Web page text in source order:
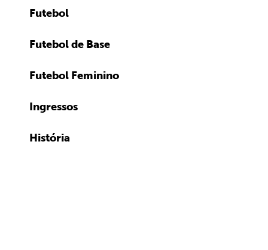
Futebol
Futebol de Base
Futebol Feminino
Ingressos
História